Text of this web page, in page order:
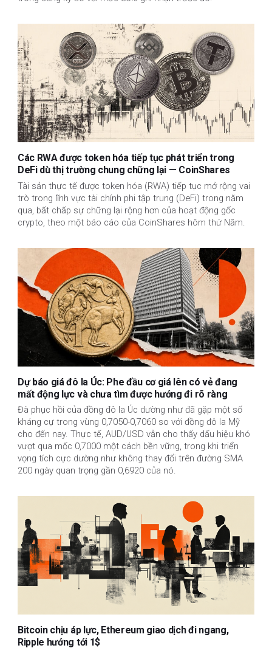
Các RWA được token hóa tiếp tục phát triển trong
DeFi dù thị trường chung chững lại — CoinShares
Tài sản thực tế được token hóa (RWA) tiếp tục mở rộng vai
trò trong lĩnh vực tài chính phi tập trung (DeFi) trong năm
qua, bất chấp sự chững lại rộng hơn của hoạt động gốc
crypto, theo một báo cáo của CoinShares hôm thứ Năm.
Dự báo giá đô la Úc: Phe đầu cơ giá lên có vẻ đang
mất động lực và chưa tìm được hướng đi rõ ràng
Đà phục hồi của đồng đô la Úc dường như đã gặp một số
kháng cự trong vùng 0,7050-0,7060 so với đồng đô la Mỹ
cho đến nay. Thực tế, AUD/USD vẫn cho thấy dấu hiệu khó
vượt qua mốc 0,7000 một cách bền vững, trong khi triển
vọng tích cực dường như không thay đổi trên đường SMA
200 ngày quan trọng gần 0,6920 của nó.
Bitcoin chịu áp lực, Ethereum giao dịch đi ngang,
Ripple hướng tới 1$